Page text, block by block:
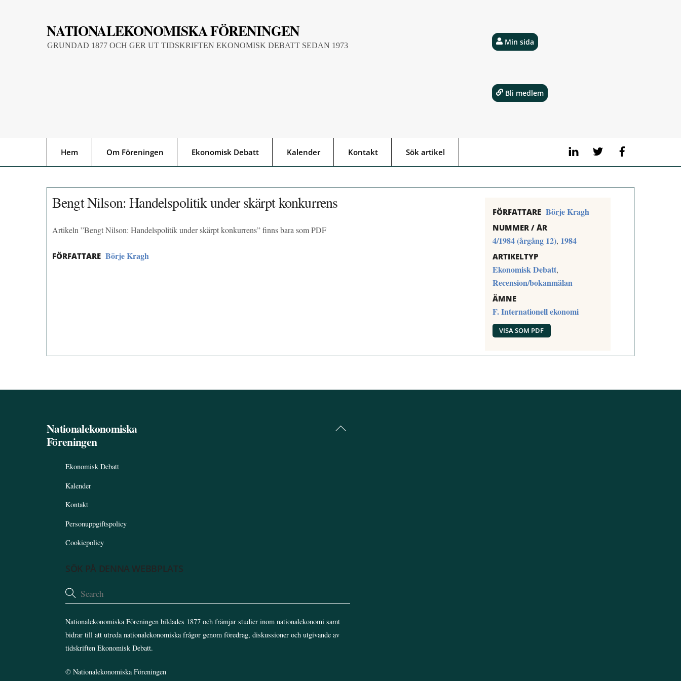
NATIONALEKONOMISKA FÖRENINGEN
GRUNDAD 1877 OCH GER UT TIDSKRIFTEN EKONOMISK DEBATT SEDAN 1973
LinkedIn Twitter
Hem Om Föreningen Ekonomisk Debatt Kalender Kontakt Sök artikel
Min sida
Bli medlem
Bengt Nilson: Handelspolitik under skärpt konkurrens
Artikeln ”Bengt Nilson: Handelspolitik under skärpt konkurrens” finns bara som PDF
FÖRFATTARE Börje Kragh
FÖRFATTARE Börje Kragh
NUMMER / ÅR
4/1984 (årgång 12), 1984
ARTIKELTYP
Ekonomisk Debatt,
Recension/bokanmälan
ÄMNE
F. Internationell ekonomi
VISA SOM PDF
Back
Nationalekonomiska
Föreningen
Ekonomisk Debatt
Kalender
Kontakt
Personuppgiftspolicy
Cookiepolicy
SÖK PÅ DENNA WEBBPLATS
Nationalekonomiska Föreningen bildades 1877 och främjar studier inom nationalekonomi samt
bidrar till att utreda nationalekonomiska frågor genom föredrag, diskussioner och utgivande av
tidskriften Ekonomisk Debatt.
©Nationalekonomiska Föreningen